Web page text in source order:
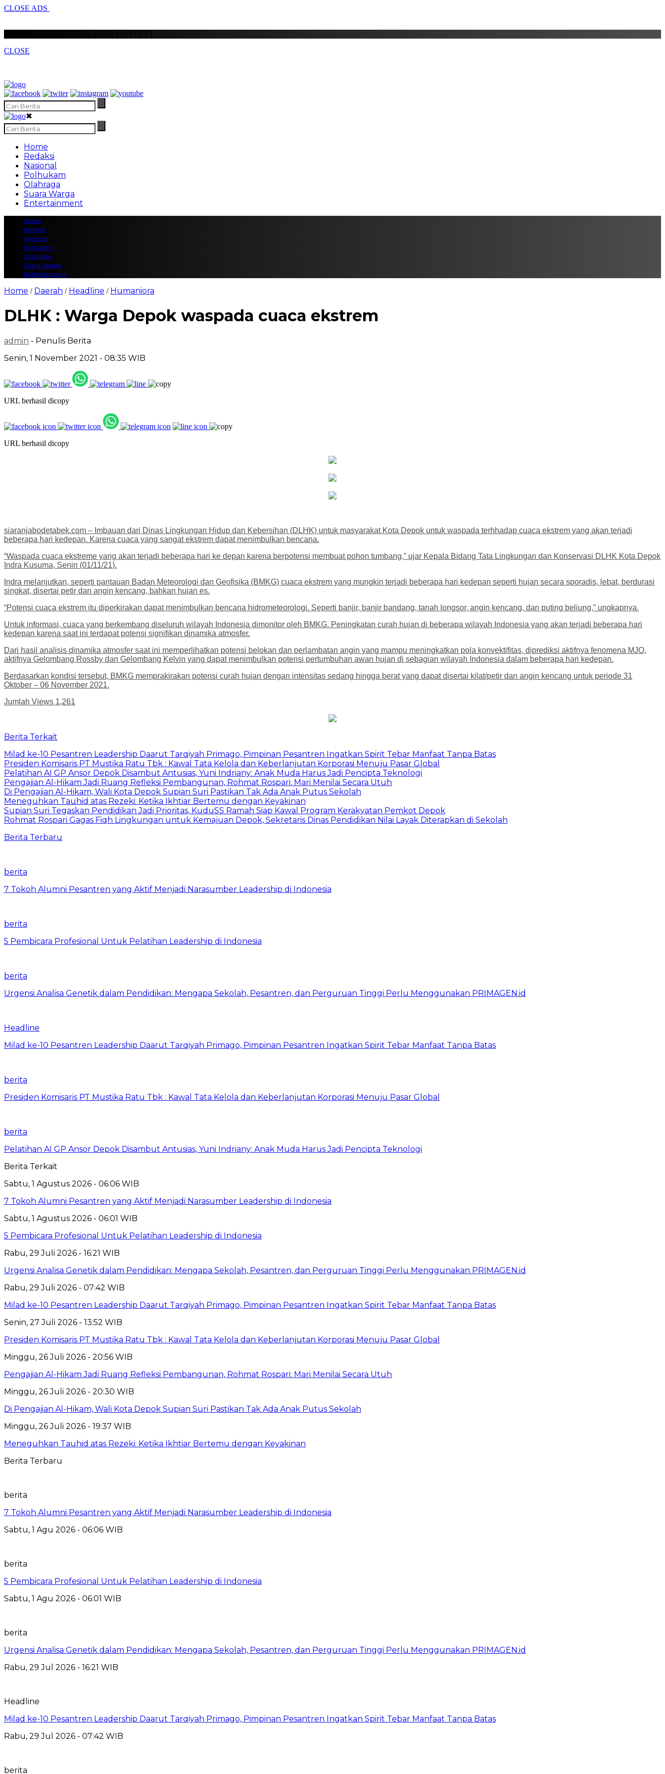
CLOSE ADS
CLOSE
✖
Home
Redaksi
Nasional
Polhukam
Olahraga
Suara Warga
Entertainment
Home
Redaksi
Nasional
Polhukam
Olahraga
Suara Warga
Entertainment
Home / Daerah / Headline / Humaniora
DLHK : Warga Depok waspada cuaca ekstrem
admin - Penulis Berita
Senin, 1 November 2021 - 08:35 WIB
URL berhasil dicopy
URL berhasil dicopy
siaranjabodetabek.com – Imbauan dari Dinas Lingkungan Hidup dan Kebersihan (DLHK) untuk masyarakat Kota Depok untuk waspada terhhadap cuaca ekstrem yang akan terjadi
beberapa hari kedepan. Karena cuaca yang sangat ekstrem dapat menimbulkan bencana.
“Waspada cuaca ekstreme yang akan terjadi beberapa hari ke depan karena berpotensi membuat pohon tumbang,” ujar Kepala Bidang Tata Lingkungan dan Konservasi DLHK Kota Depok
Indra Kusuma, Senin (01/11/21).
Indra melanjutkan, seperti pantauan Badan Meteorologi dan Geofisika (BMKG) cuaca ekstrem yang mungkin terjadi beberapa hari kedepan seperti hujan secara sporadis, lebat, berdurasi
singkat, disertai petir dan angin kencang, bahkan hujan es.
“Potensi cuaca ekstrem itu diperkirakan dapat menimbulkan bencana hidrometeorologi. Seperti banjir, banjir bandang, tanah longsor, angin kencang, dan puting beliung,” ungkapnya.
Untuk informasi, cuaca yang berkembang diseluruh wilayah Indonesia dimonitor oleh BMKG. Peningkatan curah hujan di beberapa wilayah Indonesia yang akan terjadi beberapa hari
kedepan karena saat ini terdapat potensi signifikan dinamika atmosfer.
Dari hasil analisis dinamika atmosfer saat ini memperlihatkan potensi belokan dan perlambatan angin yang mampu meningkatkan pola konvektifitas, diprediksi aktifnya fenomena MJO,
aktifnya Gelombang Rossby dan Gelombang Kelvin yang dapat menimbulkan potensi pertumbuhan awan hujan di sebagian wilayah Indonesia dalam beberapa hari kedepan.
Berdasarkan kondisi tersebut, BMKG memprakirakan potensi curah hujan dengan intensitas sedang hingga berat yang dapat disertai kilat/petir dan angin kencang untuk periode 31
Oktober – 06 November 2021.
Jumlah Views 1,261
Berita Terkait
Milad ke-10 Pesantren Leadership Daarut Tarqiyah Primago, Pimpinan Pesantren Ingatkan Spirit Tebar Manfaat Tanpa Batas
Presiden Komisaris PT Mustika Ratu Tbk : Kawal Tata Kelola dan Keberlanjutan Korporasi Menuju Pasar Global
Pelatihan AI GP Ansor Depok Disambut Antusias, Yuni Indriany: Anak Muda Harus Jadi Pencipta Teknologi
Pengajian Al-Hikam Jadi Ruang Refleksi Pembangunan, Rohmat Rospari: Mari Menilai Secara Utuh
Di Pengajian Al-Hikam, Wali Kota Depok Supian Suri Pastikan Tak Ada Anak Putus Sekolah
Meneguhkan Tauhid atas Rezeki: Ketika Ikhtiar Bertemu dengan Keyakinan
Supian Suri Tegaskan Pendidikan Jadi Prioritas, KuduSS Ramah Siap Kawal Program Kerakyatan Pemkot Depok
Rohmat Rospari Gagas Fiqh Lingkungan untuk Kemajuan Depok, Sekretaris Dinas Pendidikan Nilai Layak Diterapkan di Sekolah
Berita Terbaru
berita
7 Tokoh Alumni Pesantren yang Aktif Menjadi Narasumber Leadership di Indonesia
berita
5 Pembicara Profesional Untuk Pelatihan Leadership di Indonesia
berita
Urgensi Analisa Genetik dalam Pendidikan: Mengapa Sekolah, Pesantren, dan Perguruan Tinggi Perlu Menggunakan PRIMAGEN.id
Headline
Milad ke-10 Pesantren Leadership Daarut Tarqiyah Primago, Pimpinan Pesantren Ingatkan Spirit Tebar Manfaat Tanpa Batas
berita
Presiden Komisaris PT Mustika Ratu Tbk : Kawal Tata Kelola dan Keberlanjutan Korporasi Menuju Pasar Global
berita
Pelatihan AI GP Ansor Depok Disambut Antusias, Yuni Indriany: Anak Muda Harus Jadi Pencipta Teknologi
Berita Terkait
Sabtu, 1 Agustus 2026 - 06:06 WIB
7 Tokoh Alumni Pesantren yang Aktif Menjadi Narasumber Leadership di Indonesia
Sabtu, 1 Agustus 2026 - 06:01 WIB
5 Pembicara Profesional Untuk Pelatihan Leadership di Indonesia
Rabu, 29 Juli 2026 - 16:21 WIB
Urgensi Analisa Genetik dalam Pendidikan: Mengapa Sekolah, Pesantren, dan Perguruan Tinggi Perlu Menggunakan PRIMAGEN.id
Rabu, 29 Juli 2026 - 07:42 WIB
Milad ke-10 Pesantren Leadership Daarut Tarqiyah Primago, Pimpinan Pesantren Ingatkan Spirit Tebar Manfaat Tanpa Batas
Senin, 27 Juli 2026 - 13:52 WIB
Presiden Komisaris PT Mustika Ratu Tbk : Kawal Tata Kelola dan Keberlanjutan Korporasi Menuju Pasar Global
Minggu, 26 Juli 2026 - 20:56 WIB
Pengajian Al-Hikam Jadi Ruang Refleksi Pembangunan, Rohmat Rospari: Mari Menilai Secara Utuh
Minggu, 26 Juli 2026 - 20:30 WIB
Di Pengajian Al-Hikam, Wali Kota Depok Supian Suri Pastikan Tak Ada Anak Putus Sekolah
Minggu, 26 Juli 2026 - 19:37 WIB
Meneguhkan Tauhid atas Rezeki: Ketika Ikhtiar Bertemu dengan Keyakinan
Berita Terbaru
berita
7 Tokoh Alumni Pesantren yang Aktif Menjadi Narasumber Leadership di Indonesia
Sabtu, 1 Agu 2026 - 06:06 WIB
berita
5 Pembicara Profesional Untuk Pelatihan Leadership di Indonesia
Sabtu, 1 Agu 2026 - 06:01 WIB
berita
Urgensi Analisa Genetik dalam Pendidikan: Mengapa Sekolah, Pesantren, dan Perguruan Tinggi Perlu Menggunakan PRIMAGEN.id
Rabu, 29 Jul 2026 - 16:21 WIB
Headline
Milad ke-10 Pesantren Leadership Daarut Tarqiyah Primago, Pimpinan Pesantren Ingatkan Spirit Tebar Manfaat Tanpa Batas
Rabu, 29 Jul 2026 - 07:42 WIB
berita